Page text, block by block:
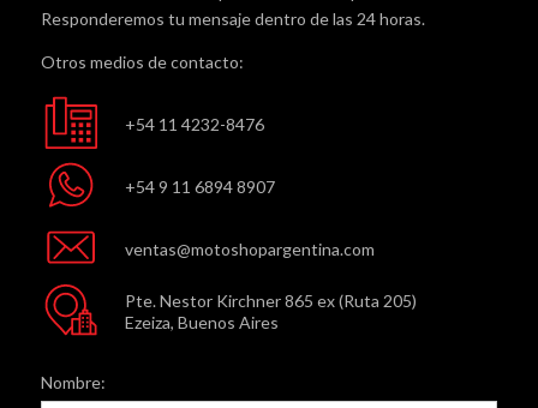
Responderemos tu mensaje dentro de las 24 horas.
Otros medios de contacto:
+54 11 4232-8476
+54 9 11 6894 8907
ventas@motoshopargentina.com
Pte. Nestor Kirchner 865 ex (Ruta 205)
Ezeiza, Buenos Aires
Nombre: